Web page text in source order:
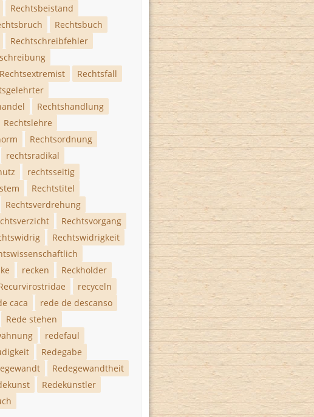
Rechtsbeistand
Rechtsbuch
Rechtschreibfehler
Rechtsextremist
Rechtsfall
Rechtshandlung
Rechtslehre
Rechtsordnung
rechtsradikal
rechtsseitig
Rechtstitel
Rechtsverdrehung
Rechtsvorgang
Rechtswidrigkeit
recken
Reckholder
recyceln
caca
rede de descanso
Rede stehen
redefaul
Redegabe
Redegewandtheit
Redekünstler